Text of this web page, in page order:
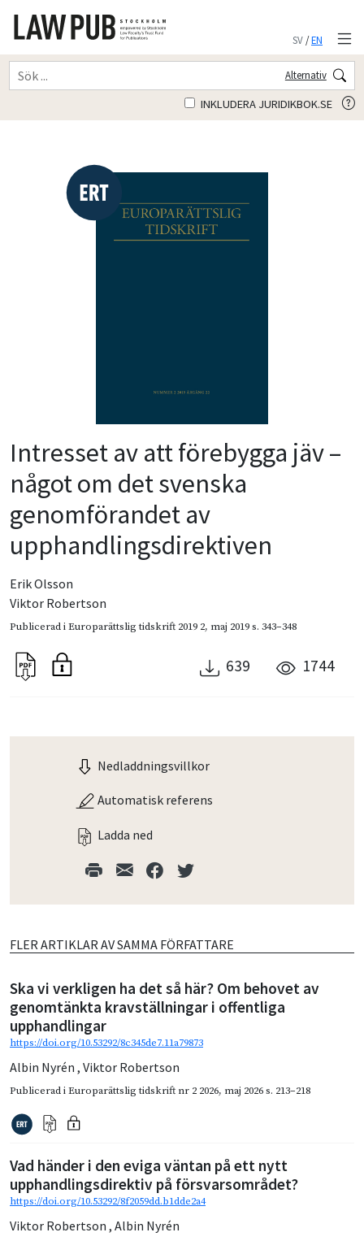
SV/EN
Alternativ
INKLUDERA JURIDIKBOK.SE
Intresset av att förebygga jäv –
något om det svenska
genomförandet av
upphandlingsdirektiven
Erik Olsson
Viktor Robertson
Publicerad iEuroparättslig tidskrift 2019 2, maj 2019s. 343–348
639 1744
Nedladdningsvillkor
Automatisk referens
Ladda ned
FLER ARTIKLAR AV SAMMA FÖRFATTARE
Ska vi verkligen ha det så här? Om behovet av
genomtänkta kravställningar i offentliga
upphandlingar
https://doi.org/10.53292/8c345de7.11a79873
Albin Nyrén , Viktor Robertson
Publicerad iEuroparättslig tidskrift nr 2 2026, maj 2026s. 213–218
Vad händer i den eviga väntan på ett nytt
upphandlingsdirektiv på försvarsområdet?
https://doi.org/10.53292/8f2059dd.b1dde2a4
Viktor Robertson , Albin Nyrén